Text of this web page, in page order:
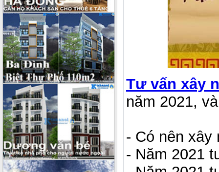
Tư vấn xây
năm 2021,
- Có nên xây
- Năm 2021